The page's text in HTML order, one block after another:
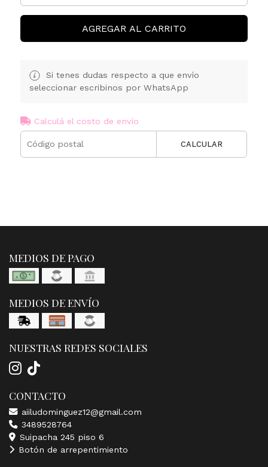
AGREGAR AL CARRITO
Si tenes dudas respecto a que envío
seleccionar escribinos por WhatsApp
Calculá el costo de envío
CALCULAR
MEDIOS DE PAGO
MEDIOS DE ENVÍO
NUESTRAS REDES SOCIALES
CONTACTO
aiiludominguez12@gmail.com
3489528764
Suipacha 245 piso 6
Botón de arrepentimiento